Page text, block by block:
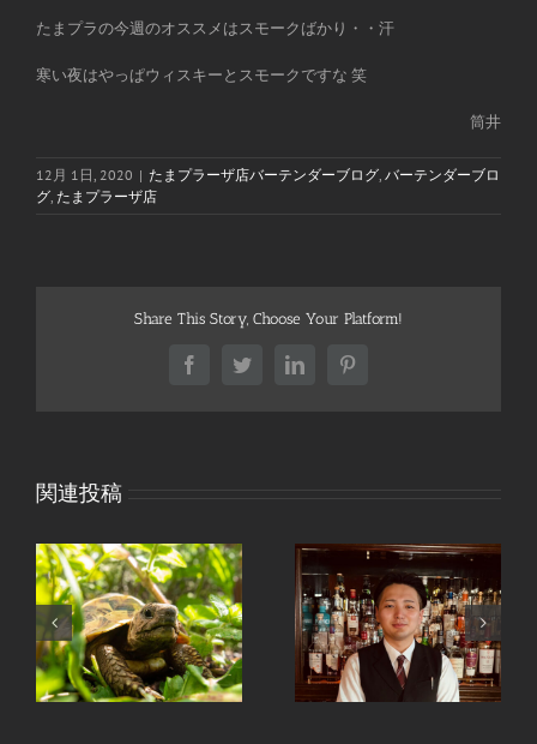
たまプラの今週のオススメはスモークばかり・・汗
寒い夜はやっぱウィスキーとスモークですな 笑
筒井
12月 1日, 2020 | たまプラーザ店バーテンダーブログ バーテンダーブロ
グ たまプラーザ店
Share This Story, Choose Your Platform!
FacebookTwitterLinkedInPinterest
関連投稿
溝の口のバーテンダ
ー、穗村 瑛治
〆